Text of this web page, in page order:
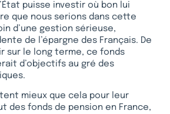
puisse investir où bon lui
que nous serions dans cette
d’une gestion sérieuse,
de l’épargne des Français. De
sur le long terme, ce fonds
d’objectifs au gré des
mieux que cela pour leur
des fonds de pension en France,